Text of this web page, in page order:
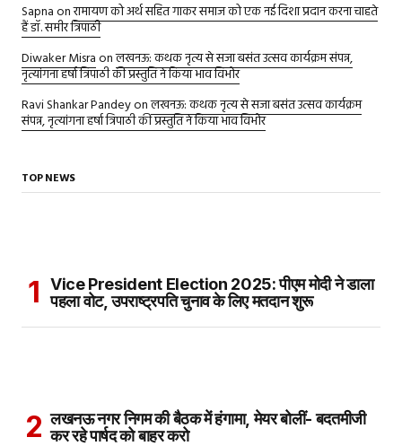
Sapnaonरामायण को अर्थ सहित गाकर समाज को एक नई दिशा प्रदान करना चाहते
हैं डॉ. समीर त्रिपाठी
Diwaker Misraonलखनऊ: कथक नृत्य से सजा बसंत उत्सव कार्यक्रम संपन्न,
नृत्यांगना हर्षा त्रिपाठी की प्रस्तुति ने किया भाव विभोर
Ravi Shankar Pandeyonलखनऊ: कथक नृत्य से सजा बसंत उत्सव कार्यक्रम
संपन्न, नृत्यांगना हर्षा त्रिपाठी की प्रस्तुति ने किया भाव विभोर
TOP NEWS
Vice President Election 2025: पीएम मोदी ने डाला
पहला वोट, उपराष्ट्रपति चुनाव के लिए मतदान शुरू
लखनऊ नगर निगम की बैठक में हंगामा, मेयर बोलीं- बदतमीजी
कर रहे पार्षद को बाहर करो